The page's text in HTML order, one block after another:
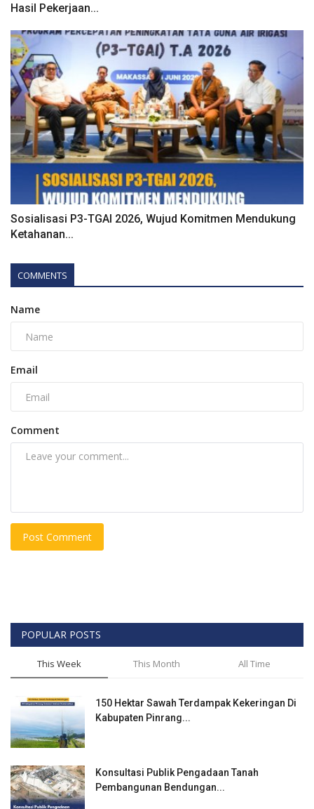
Hasil Pekerjaan...
Sosialisasi P3-TGAI 2026, Wujud Komitmen Mendukung
Ketahanan...
COMMENTS
Name
Email
Comment
Post Comment
POPULAR POSTS
This Week This Month All Time
150 Hektar Sawah Terdampak Kekeringan Di
Kabupaten Pinrang...
Konsultasi Publik Pengadaan Tanah
Pembangunan Bendungan...